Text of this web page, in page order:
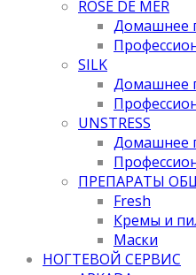
ROSE DE MER
Домашнее
SILK
Домашнее
UNSTRESS
Домашнее
ПРЕПАРАТЫ
Fresh
Кремы и
Маски
НОГТЕВОЙ СЕРВИС